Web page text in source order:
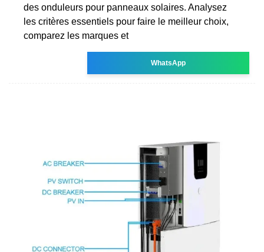
des onduleurs pour panneaux solaires. Analysez
les critères essentiels pour faire le meilleur choix,
comparez les marques et
WhatsApp